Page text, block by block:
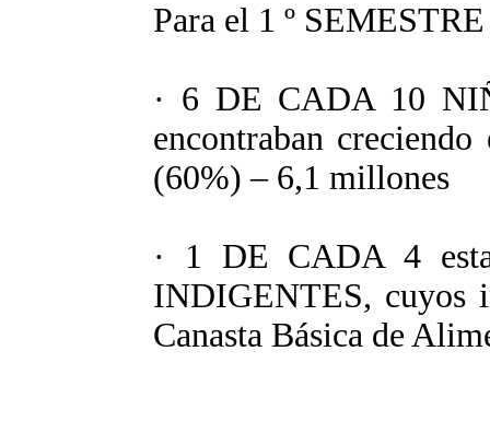
Para el 1 º
· 6 DE CADA 10
encontraban
(60%) – 6,1 millones
· 1 DE CADA 4
INDIGENTES, cuyos
Canasta Básica de